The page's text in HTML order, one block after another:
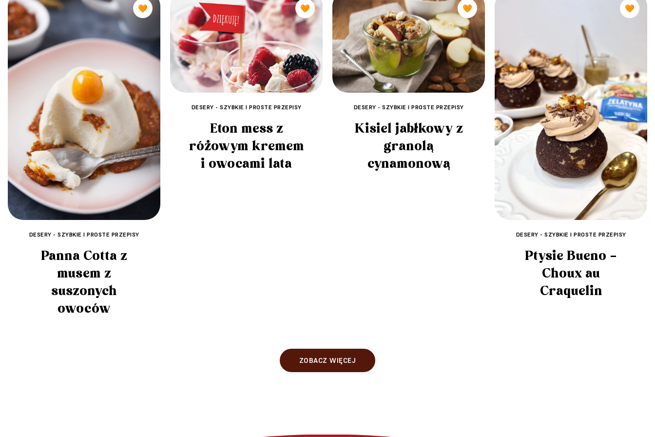
🧡
DESERY - SZYBKIE I PROSTE PRZEPISY
Panna Cotta z
musem z
suszonych
owoców
🧡
DESERY - SZYBKIE I PROSTE PRZEPISY
Eton mess z
różowym kremem
i owocami lata
🧡
DESERY - SZYBKIE I PROSTE PRZEPISY
Kisiel jabłkowy z
granolą
cynamonową
🧡
DESERY - SZYBKIE I PROSTE PRZEPISY
Ptysie Bueno –
Choux au
Craquelin
ZOBACZ WIĘCEJ